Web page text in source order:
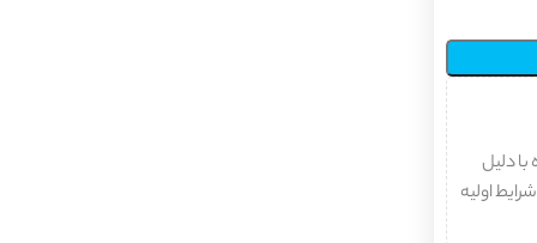
دلیل
اولیه